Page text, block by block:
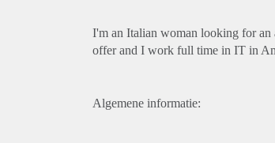
I'm an Italian woman looking for
offer and I work full time in IT in
Algemene informatie: